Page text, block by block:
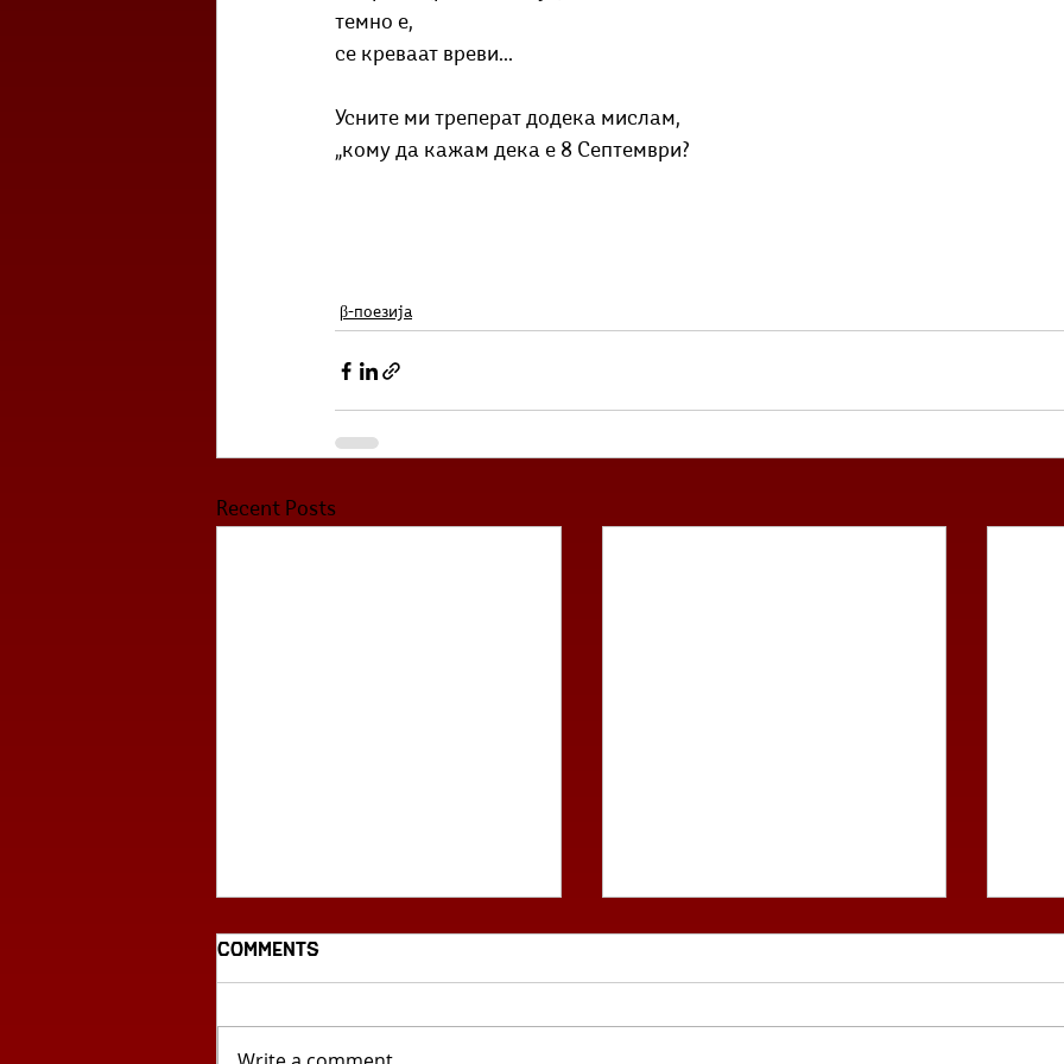
темно е,
се креваат вреви...
Усните ми треперат додека мислам,
„кому да кажам дека е 8 Септември?
β-поезија
Recent Posts
Comments